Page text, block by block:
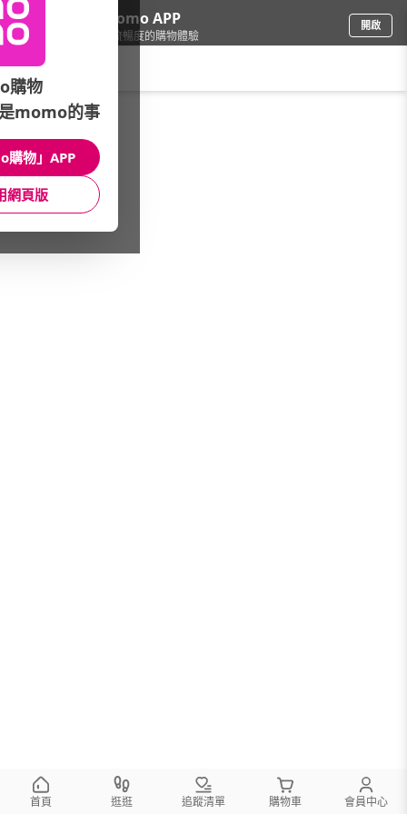
下載momo APP
給你3倍流暢度的購物體驗
開啟
品牌旗艦/麥雪爾MYVEGA
品牌風格
主題館
首頁 逛逛 追蹤清單 購物車 會員中心
購物
momo的事
購物」APP
網頁版